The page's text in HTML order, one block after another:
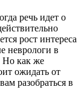
речь идет о
рост интереса
неврологи в
Но как же
ожидать от
разобраться в